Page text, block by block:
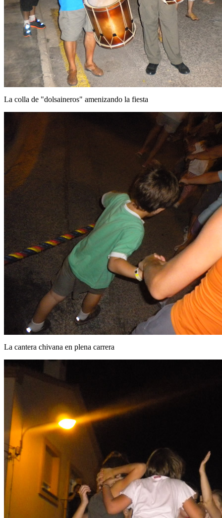
La colla de "dolsaineros" amenizando la fiesta
La cantera chivana en plena carrera